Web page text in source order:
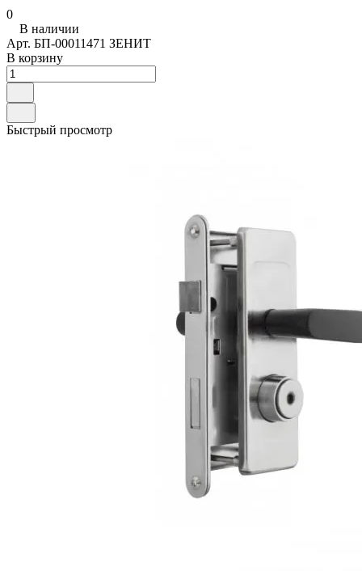
0
В наличии
Арт. БП-00011471 ЗЕНИТ
В корзину
Быстрый просмотр